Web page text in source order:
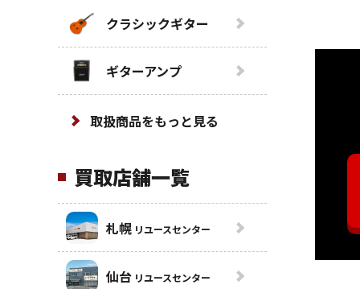
クラシックギター
ギターアンプ
取扱商品をもっと見る
買取店舗一覧
札幌 リユースセンター
仙台 リユースセンター